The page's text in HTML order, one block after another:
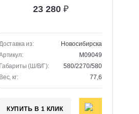
23 280 ₽
из:
Новосибирска
M09049
Габариты (Ш/В/Г):
580/2270/580
Вес, кг:
77,6
КУПИТЬ В 1 КЛИК